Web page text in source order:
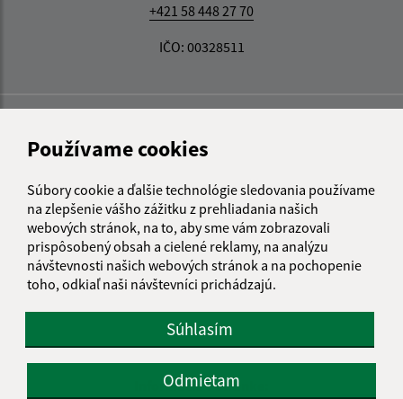
Používame cookies
Súbory cookie a ďalšie technológie sledovania používame
na zlepšenie vášho zážitku z prehliadania našich
webových stránok, na to, aby sme vám zobrazovali
prispôsobený obsah a cielené reklamy, na analýzu
návštevnosti našich webových stránok a na pochopenie
toho, odkiaľ naši návštevníci prichádzajú.
Súhlasím
Odmietam
+421 58 448 27 70
IČO: 00328511
Informácie o stránke: